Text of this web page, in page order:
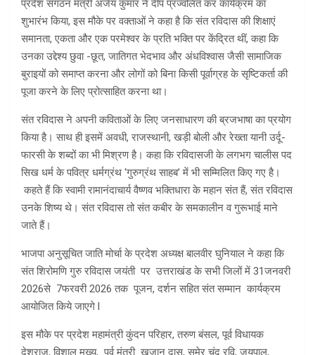
प्रदेश संगठन मंत्री अजेय कुमार ने दीप प्रज्वलित कर कार्यक्रम का
शुभारंभ किया, इस मौके पर वक्ताओं ने कहा है कि संत रविदास की शिक्षाएं
समानता, एकता और एक परमेश्वर के प्रति भक्ति पर केंद्रित थीं, कहा कि
उनका उद्देश्य छुवा -छूत, जातिगत भेदभाव और अंधविश्वास जैसी सामाजिक
बुराइयों को समाप्त करना और लोगों को बिना किसी पूर्वाग्रह के सृष्टिकर्ता की
पूजा करने के लिए प्रोत्साहित करना था।
संत रविदास ने अपनी कविताओं के लिए जनसाधारण की ब्रजभाषा का प्रयोग
किया है। साथ ही इसमें अवधी, राजस्थानी, खड़ी बोली और रेख्ता यानी उर्दू-
फारसी के शब्दों का भी मिश्रण है। कहा कि रविदासजी के लगभग चालीस पद
सिख धर्म के पवित्र धर्मग्रंथ ‘गुरुग्रंथ साहब’ में भी सम्मिलित किए गए है।
कहते हैं कि स्वामी रामानंदाचार्य वैष्णव भक्तिधारा के महान संत हैं, संत रविदास
उनके शिष्य थे। संत रविदास तो संत कबीर के समकालीन व गुरूभाई माने
जाते हैं।
भाजपा अनुसूचित जाति मोर्चा के प्रदेश अध्यक्ष बालवीर घुनियाल ने कहा कि
संत शिरोमणि गुरु रविदास जयंती पर उत्तराखंड के सभी जिलों में 31जनवरी
2026से 7फरवरी 2026 तक पूजन, दर्शन सहित संत सम्मान कार्यक्रम
आयोजित किये जाएगे l
इस मौके पर प्रदेश महामंत्री कुंदन परिहार, तरुण बंसल, पूर्व विधायक
देशराज, विशाल मुख्य, पूर्व मंत्री खजान दास, सुमेर चंद रवि, जयपाल,